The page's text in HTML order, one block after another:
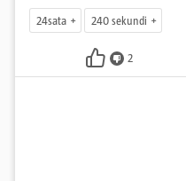
24sata 240 sekundi
2